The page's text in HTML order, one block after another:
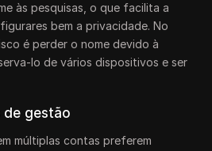
às pesquisas, o que facilita a
bem a privacidade. No
é perder o nome devido à
lo de vários dispositivos e ser
de gestão
múltiplas contas preferem